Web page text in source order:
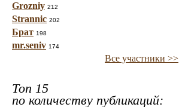
Grozniy 212
Strannic 202
Брат 198
mr.seniv 174
Все участники >>
Топ 15
по количеству публикаций: